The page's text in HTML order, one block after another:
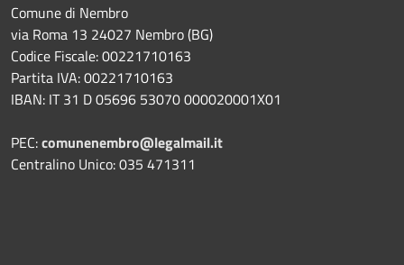
Comune di Nembro
via Roma 13 24027 Nembro (BG)
Codice Fiscale: 00221710163
Partita IVA: 00221710163
IBAN: IT 31 D 05696 53070 000020001X01
PEC:comunenembro@legalmail.it
Centralino Unico: 035 471311